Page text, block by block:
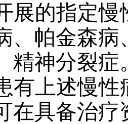
展的指定
、帕金森
精神分裂症
有上述慢
在具备治